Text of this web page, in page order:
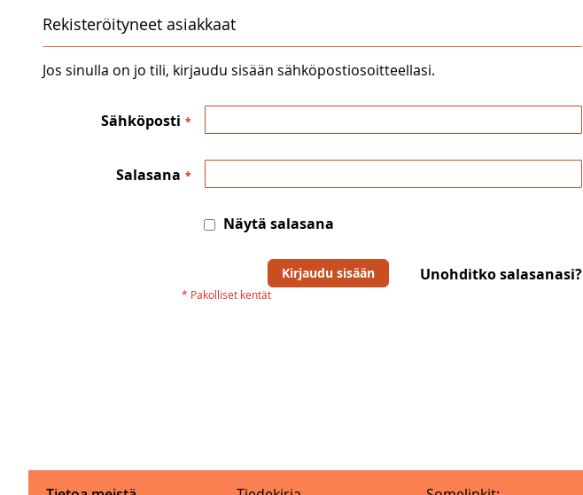
Rekisteröityneet asiakkaat
Jos sinulla on jo tili, kirjaudu sisään sähköpostiosoitteellasi.
Sähköposti
Salasana
Näytä salasana
Kirjaudu sisään Unohditko salasanasi?